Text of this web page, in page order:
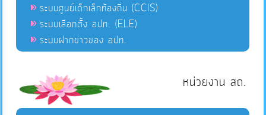
ระบบศูนย์เด็กเล็กท้องถิ่น (CCIS)
ระบบเลือกตั้ง อปท. (ELE)
ระบบฝากข่าวของ อปท.
หน่วยงาน สถ.